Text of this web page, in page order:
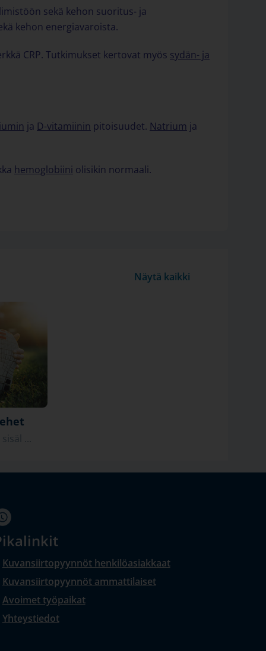
sekä kehon suoritus- ja
kehon energiavaroista.
CRP. Tutkimukset kertovat myös sydän- ja
ja D-vitamiinin pitoisuudet. Natrium ja
hemoglobiini olisikin normaali.
Näytä kaikki
...
Kuvansiirtopyynnöt henkilöasiakkaat
Kuvansiirtopyynnöt ammattilaiset
Avoimet työpaikat
Yhteystiedot